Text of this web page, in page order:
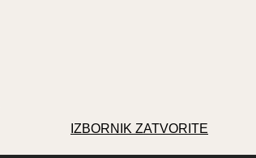
IZBORNIK ZATVORITE